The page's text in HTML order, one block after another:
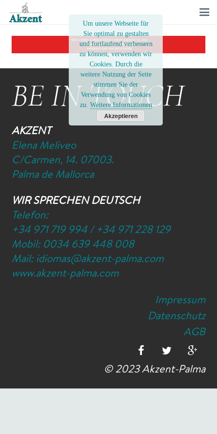
BE IN TOUCH
AKZENT
Elena Meliveo
C/Carmen, 14. 07003.
Palma de Mallorca
WIR SPRECHEN DEUTSCH
Telefon:
+34 971 719 994 / +34 971 228 129
Mobil: 0034 639 448 008
Mail: idiomas@akzent-palma.com
www.akzent-palma.com
Impressum
Datenschutz
AGB
© 2023 Akzent-Palma
Um unsere Webseite für
Sie optimal zu gestalten
und fortlaufend verbessern
zu können, verwenden wir
Cookies. Durch die
weitere Nutzung der Seite
stimmen Sie der
Verwendung von Cookies
zu. Weitere Informationen
Akzeptieren